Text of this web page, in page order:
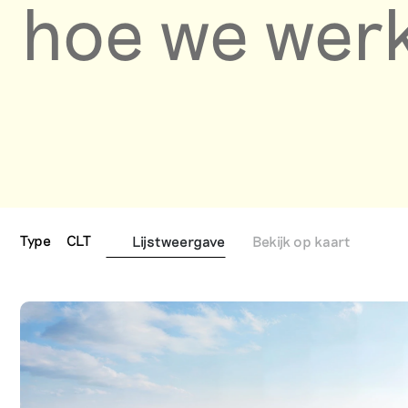
hoe we
Type CLT Lijstweergave Bekijk op kaart